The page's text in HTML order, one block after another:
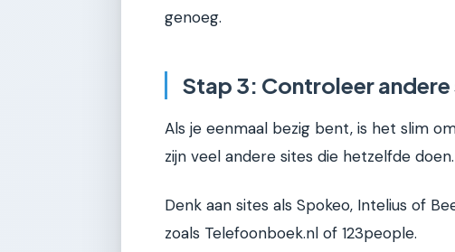
genoeg.
Stap 3: Controleer andere
Als je eenmaal bezig bent, is het slim
zijn veel andere sites die hetzelfde doen.
Denk aan sites als Spokeo, Intelius of
zoals Telefoonboek.nl of 123people.